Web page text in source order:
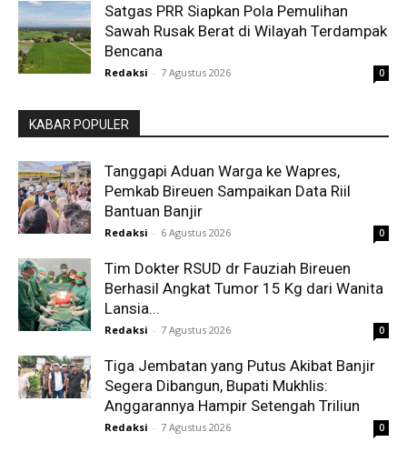
Satgas PRR Siapkan Pola Pemulihan
Sawah Rusak Berat di Wilayah Terdampak
Bencana
Redaksi - 7 Agustus 2026 0
KABAR POPULER
Tanggapi Aduan Warga ke Wapres,
Pemkab Bireuen Sampaikan Data Riil
Bantuan Banjir
Redaksi - 6 Agustus 2026 0
Tim Dokter RSUD dr Fauziah Bireuen
Berhasil Angkat Tumor 15 Kg dari Wanita
Lansia...
Redaksi - 7 Agustus 2026 0
Tiga Jembatan yang Putus Akibat Banjir
Segera Dibangun, Bupati Mukhlis:
Anggarannya Hampir Setengah Triliun
Redaksi - 7 Agustus 2026 0